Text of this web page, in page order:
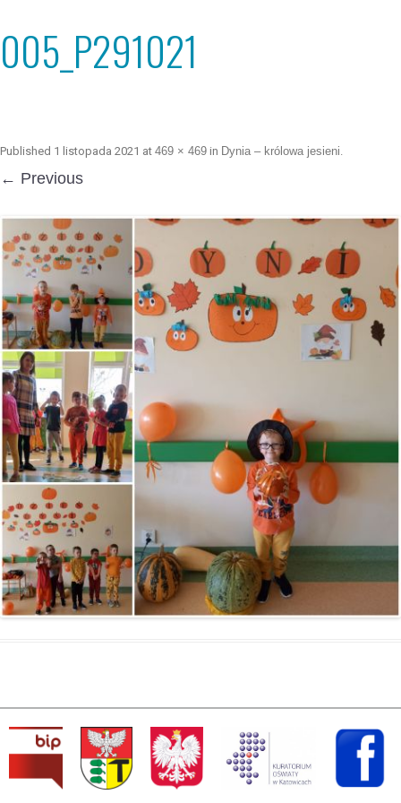
005_P291021
Published 1 listopada 2021 at 469 × 469 in Dynia – królowa jesieni.
← Previous